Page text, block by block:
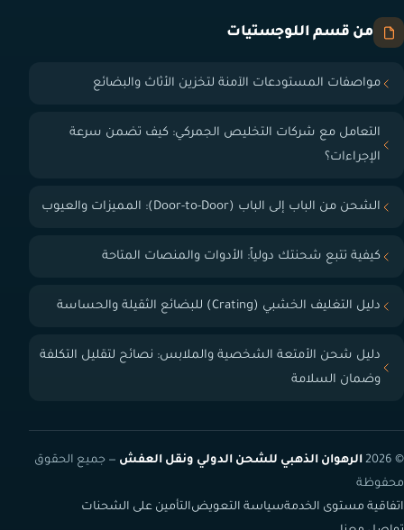
من قسم اللوجستيات
مواصفات المستودعات الآمنة لتخزين الأثاث والبضائع
التعامل مع شركات التخليص الجمركي: كيف تضمن سرعة
الإجراءات؟
الشحن من الباب إلى الباب (Door-to-Door): المميزات والعيوب
كيفية تتبع شحنتك دولياً: الأدوات والمنصات المتاحة
دليل التغليف الخشبي (Crating) للبضائع الثقيلة والحساسة
دليل شحن الأمتعة الشخصية والملابس: نصائح لتقليل التكلفة
وضمان السلامة
© 2026 الرهوان الذهبي للشحن الدولي ونقل العفش — جميع الحقوق
محفوظة
اتفاقية مستوى الخدمةسياسة التعويضالتأمين على الشحنات